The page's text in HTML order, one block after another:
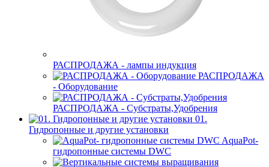
РАСПРОДАЖА - лампы индукция
РАСПРОДАЖА
- Оборудование
РАСПРОДАЖА - Субстраты,Удобрения
01.
Гидропонные и другие установки
AquaPot-
гидропонные системы DWC